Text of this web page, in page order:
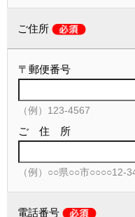
ご住所
〒郵便番号
（例）123-4567
ご 住 所
（例）○○県○○市○○○○12-
電話番号